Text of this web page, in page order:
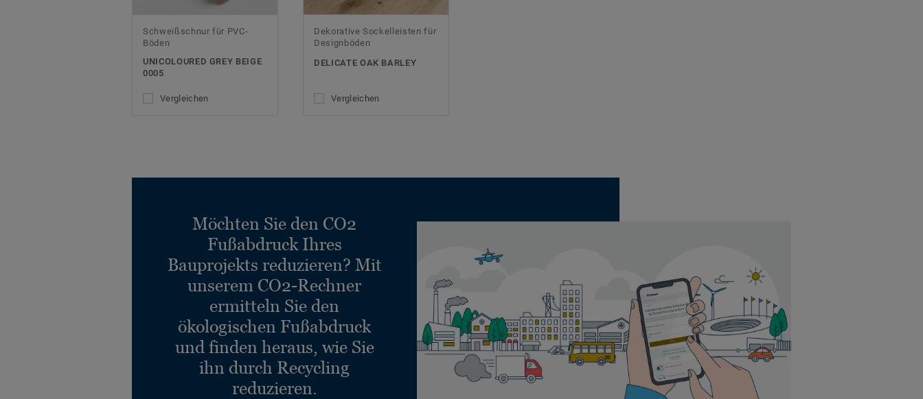
Schweißschnur für PVC-
Böden
UNICOLOURED GREY BEIGE
0005
Vergleichen
Dekorative Sockelleisten für
Designböden
DELICATE OAK BARLEY
Vergleichen
Möchten Sie den CO2
Fußabdruck Ihres
Bauprojekts reduzieren? Mit
unserem CO2-Rechner
ermitteln Sie den
ökologischen Fußabdruck
und finden heraus, wie Sie
ihn durch Recycling
reduzieren.